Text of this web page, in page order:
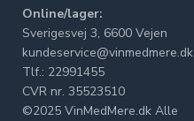
Online/lager:
Sverigesvej 3, 6600 Vejen
kundeservice@vinmedmere.dk
Tlf.: 22991455
CVR nr. 35523510
©2025 VinMedMere.dk Alle